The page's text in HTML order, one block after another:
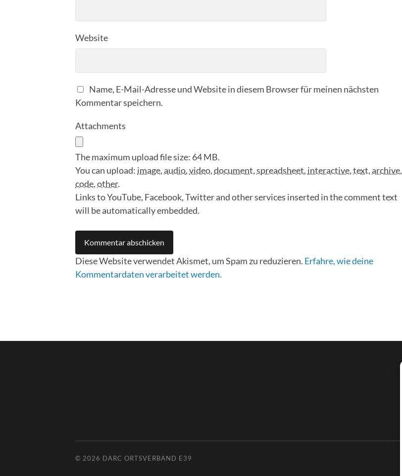
Website
Name, E-Mail-Adresse und Website in diesem Browser für meinen nächsten
Kommentar speichern.
Attachments
The maximum upload file size: 64 MB.
You can upload: image, audio,video,document,spreadsheet, interactive,text, archive,
code,other.
Links to YouTube, Facebook, Twitter and other services inserted in the comment text
will be automatically embedded.
Diese Website verwendet Akismet, um Spam zu reduzieren. Erfahre, wie deine
Kommentardaten verarbeitet werden.
© 2026 DARC ORTSVERBAND E39